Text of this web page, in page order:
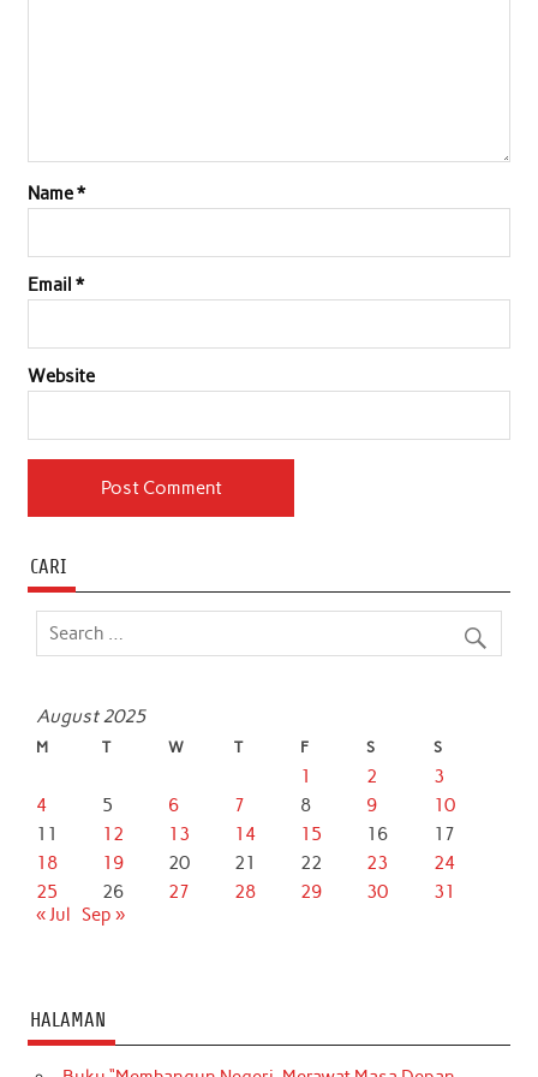
Name*
Email *
Website
CARI
August 2025
M T W T F S S
1 2
3
4
5 6 7 8 9
10
11
12 13 14 15 16
17
18
19 20 21 22 23
24
25
26 27 28 29 30
31
« Jul Sep »
HALAMAN